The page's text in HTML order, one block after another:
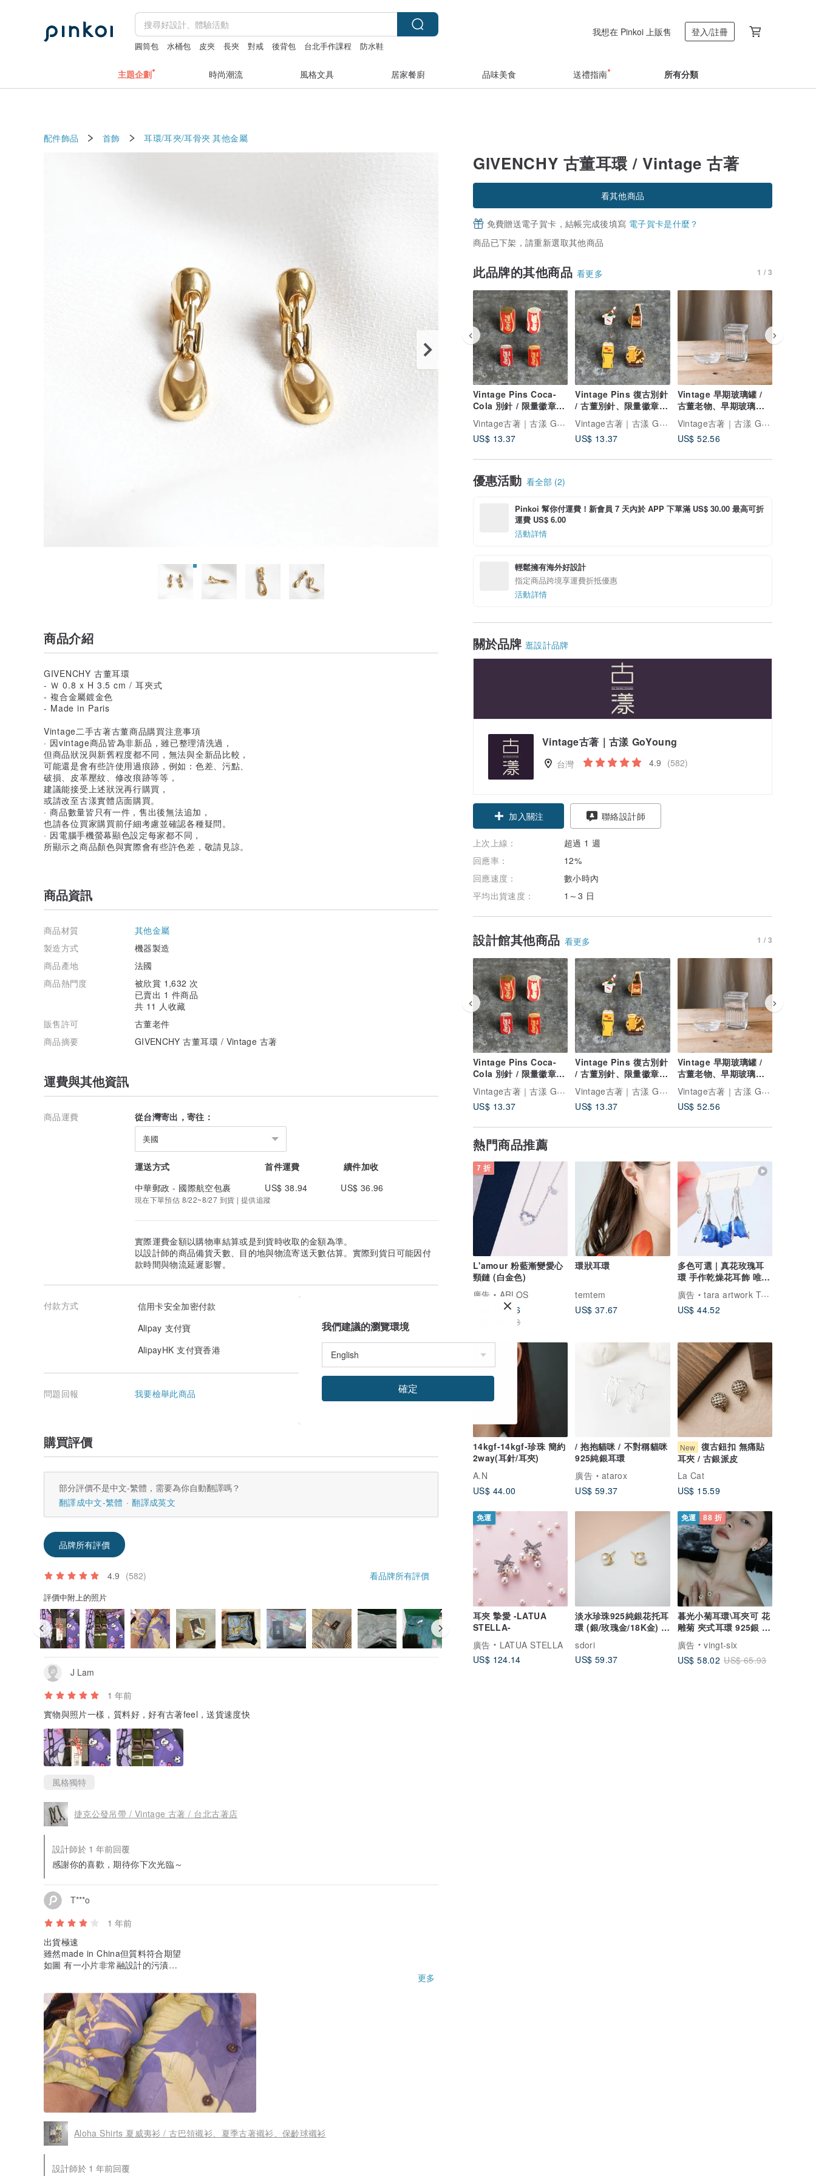
圓筒包 水桶包 皮夾 長夾 對戒 後背包 台北手作課程 防水鞋
我想在 Pinkoi 上販售 登入/註冊
主題企劃 時尚潮流 風格文具 居家餐廚 品味美食 送禮指南 所有分類
配件飾品 首飾 耳環/耳夾/耳骨夾 其他金屬
GIVENCHY 古董耳環 / Vintage 古著
看其他商品
免費贈送電子賀卡，結帳完成後填寫 電子賀卡是什麼？
商品已下架，請重新選取其他商品
此品牌的其他商品 看更多 1 / 3
Vintage Pins Coca-
Cola 別針 / 限量徽章、
可口可樂、Cocacola Vintage古著｜古漾 GoYoung
US$ 13.37
Vintage Pins 復古別針
/ 古董別針、限量徽章胸
針、古董徽章
Vintage古著｜古漾 GoYoung
US$ 13.37
Vintage 早期玻璃罐 /
古董老物、早期玻璃
罐、老玻璃罐
Vintage古著｜古漾 GoYoung
US$ 52.56
優惠活動 看全部 (2)
Pinkoi 幫你付運費！新會員 7 天內於 APP 下單滿 US$ 30.00 最高可折
運費 US$ 6.00
活動詳情
輕鬆擁有海外好設計
指定商品跨境享運費折抵優惠
活動詳情
關於品牌 逛設計品牌
Vintage古著｜古漾 GoYoung
台灣 4.9 (582)
加入關注 聯絡設計師
上次上線：
超過 1 週
回應率：
12%
回應速度：
數小時內
平均出貨速度：
1～3 日
設計館其他商品 看更多 1 / 3
Vintage Pins Coca-
Cola 別針 / 限量徽章、
可口可樂、Cocacola Vintage古著｜古漾 GoYoung
US$ 13.37
Vintage Pins 復古別針
/ 古董別針、限量徽章胸
針、古董徽章
Vintage古著｜古漾 GoYoung
US$ 13.37
Vintage 早期玻璃罐 /
古董老物、早期玻璃
罐、老玻璃罐
Vintage古著｜古漾 GoYoung
US$ 52.56
熱門商品推薦
7 折
L'amour 粉藍漸變愛心
頸鏈 (白金色)
廣告
ARLOS
US$ 165.26
US$ 236.08
環狀耳環
temtem
US$ 37.67
多色可選 | 真花玫瑰耳
環 手作乾燥花耳飾 唯一
無二的浪漫
廣告
tara artwork TOKYO | 真實玫瑰
US$ 44.52
14kgf-14kgf-珍珠 簡約
2way(耳針/耳夾)
A.N
US$ 44.00
/ 抱抱貓咪 / 不對稱貓咪
925純銀耳環
廣告
atarox
US$ 59.37
New 復古鈕扣 無痛貼
耳夾 / 古銀派皮
La Cat
US$ 15.59
免運
耳夾 摯愛 -LATUA
STELLA-
廣告
LATUA STELLA
US$ 124.14
淡水珍珠925純銀花托耳
環 (銀/玫瑰金/18K金) |
sdori
US$ 59.37
免運 88 折
暮光小菊耳環\耳夾可 花
雕菊 夾式耳環 925銀 婚
禮飾品 華麗耳環
廣告
vingt-six
US$ 58.02 US$ 65.93
商品介紹
GIVENCHY 古董耳環
- Ｗ 0.8 x H 3.5 cm / 耳夾式
- 複合金屬鍍金色
- Made in Paris
Vintage二手古著古董商品購買注意事項
· 因vintage商品皆為非新品，雖已整理清洗過，
但商品狀況與新舊程度都不同，無法與全新品比較，
可能還是會有些許使用過痕跡，例如：色差、污點、
破損、皮革壓紋、修改痕跡等等，
建議能接受上述狀況再行購買，
或請改至古漾實體店面購買。
· 商品數量皆只有一件，售出後無法追加，
也請各位買家購買前仔細考慮並確認各種疑問。
· 因電腦手機螢幕顯色設定每家都不同，
所顯示之商品顏色與實際會有些許色差，敬請見諒。
商品資訊
商品材質
其他金屬
製造方式
機器製造
商品產地
法國
商品熱門度
被欣賞 1,632 次
已賣出 1 件商品
共 11 人收藏
販售許可
古董老件
商品摘要
GIVENCHY 古董耳環 / Vintage 古著
運費與其他資訊
商品運費 從台灣寄出，寄往：
美國
運送方式 首件運費
續件加收
中華郵政 - 國際航空包裹
US$ 38.94 US$ 36.96
現在下單預估 8/22~8/27 到貨 | 提供追蹤
實際運費金額以購物車結算或是到貨時收取的金額為準。
以設計師的商品備貨天數、目的地與物流寄送天數估算。實際到貨日可能因付
款時間與物流延遲影響。
付款方式
信用卡安全加密付款
Alipay 支付寶
AlipayHK 支付寶香港
問題回報 我要檢舉此商品
購買評價
部分評價不是中文-繁體，需要為你自動翻譯嗎？
翻譯成中文-繁體
翻譯成英文
品牌所有評價
4.9 (582) 看品牌所有評價
評價中附上的照片
J Lam
1 年前
實物與照片一樣，質料好，好有古著feel，送貨速度快
風格獨特
捷克公發吊帶 / Vintage 古著 / 台北古著店
設計師於 1 年前回覆
感謝你的喜歡，期待你下次光臨～
T***o
1 年前
出貨極速
雖然made in China但質料符合期望
如圖 有一小片非常融設計的污漬
不過(個人認為)如果可以不用不織袋/用較環保包裝物料會更好
更多
Aloha Shirts 夏威夷衫 / 古巴領襯衫、夏季古著襯衫、保齡球襯衫
設計師於 1 年前回覆
我們建議的瀏覽環境
確定